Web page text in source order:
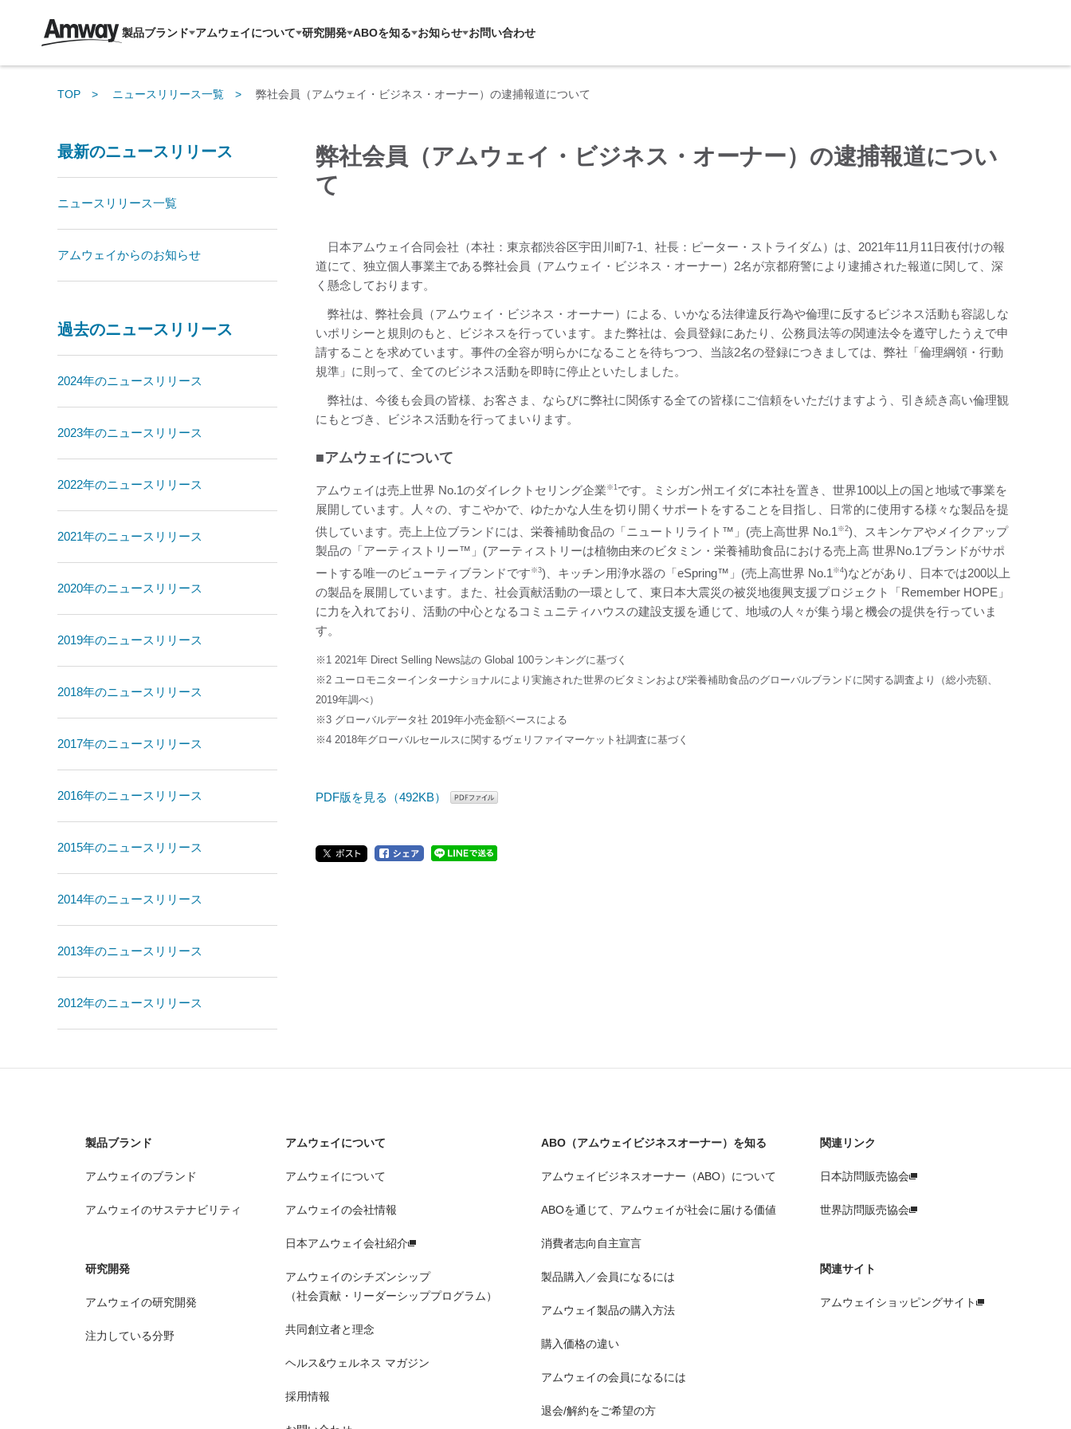
製品ブランド アムウェイについて 研究開発 ABOを知る お知らせ お問い合わせ
TOP ニュースリリース一覧 弊社会員（アムウェイ・ビジネス・オーナー）の逮捕報道について
弊社会員（アムウェイ・ビジネス・オーナー）の逮捕報道につい
て
日本アムウェイ合同会社（本社：東京都渋谷区宇田川町7-1、社長：ピーター・ストライダム）は、2021年11月11日夜付けの報
道にて、独立個人事業主である弊社会員（アムウェイ・ビジネス・オーナー）2名が京都府警により逮捕された報道に関して、深
く懸念しております。
弊社は、弊社会員（アムウェイ・ビジネス・オーナー）による、いかなる法律違反行為や倫理に反するビジネス活動も容認しな
いポリシーと規則のもと、ビジネスを行っています。また弊社は、会員登録にあたり、公務員法等の関連法令を遵守したうえで申
請することを求めています。事件の全容が明らかになることを待ちつつ、当該2名の登録につきましては、弊社「倫理綱領・行動
規準」に則って、全てのビジネス活動を即時に停止といたしました。
弊社は、今後も会員の皆様、お客さま、ならびに弊社に関係する全ての皆様にご信頼をいただけますよう、引き続き高い倫理観
にもとづき、ビジネス活動を行ってまいります。
■アムウェイについて
アムウェイは売上世界 No.1のダイレクトセリング企業 ※1です。ミシガン州エイダに本社を置き、世界100以上の国と地域で事業を
展開しています。人々の、すこやかで、ゆたかな人生を切り開くサポートをすることを目指し、日常的に使用する様々な製品を提
供しています。売上上位ブランドには、栄養補助食品の「ニュートリライト™」(売上高世界 No.1 ※2)、スキンケアやメイクアップ
製品の「アーティストリー™」(アーティストリーは植物由来のビタミン・栄養補助食品における売上高 世界No.1ブランドがサポ
ートする唯一のビューティブランドです ※3)、キッチン用浄水器の「eSpring™」(売上高世界 No.1 ※4)などがあり、日本では200以上
の製品を展開しています。また、社会貢献活動の一環として、東日本大震災の被災地復興支援プロジェクト「Remember HOPE」
に力を入れており、活動の中心となるコミュニティハウスの建設支援を通じて、地域の人々が集う場と機会の提供を行っていま
す。
※1 2021年 Direct Selling News誌の Global 100ランキングに基づく
※2 ユーロモニターインターナショナルにより実施された世界のビタミンおよび栄養補助食品のグローバルブランドに関する調査より（総小売額、
2019年調べ）
※3 グローバルデータ社 2019年小売金額ベースによる
※4 2018年グローバルセールスに関するヴェリファイマーケット社調査に基づく
PDF版を見る（492KB）
最新のニュースリリース
ニュースリリース一覧
アムウェイからのお知らせ
過去のニュースリリース
2024年のニュースリリース
2023年のニュースリリース
2022年のニュースリリース
2021年のニュースリリース
2020年のニュースリリース
2019年のニュースリリース
2018年のニュースリリース
2017年のニュースリリース
2016年のニュースリリース
2015年のニュースリリース
2014年のニュースリリース
2013年のニュースリリース
2012年のニュースリリース
製品ブランド
アムウェイのブランド
アムウェイのサステナビリティ
研究開発
アムウェイの研究開発
注力している分野
アムウェイについて
アムウェイについて
アムウェイの会社情報
日本アムウェイ会社紹介
アムウェイのシチズンシップ
（社会貢献・リーダーシッププログラム）
共同創立者と理念
ヘルス&ウェルネス マガジン
採用情報
ABO（アムウェイビジネスオーナー）を知る
アムウェイビジネスオーナー（ABO）について
ABOを通じて、アムウェイが社会に届ける価値
消費者志向自主宣言
製品購入／会員になるには
アムウェイ製品の購入方法
購入価格の違い
アムウェイの会員になるには
退会/解約をご希望の方
関連リンク
日本訪問販売協会
世界訪問販売協会
関連サイト
アムウェイショッピングサイト